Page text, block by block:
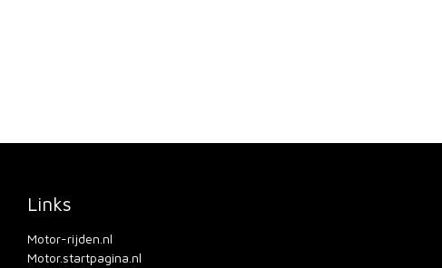
Links
Motor-rijden.nl
Motor.startpagina.nl